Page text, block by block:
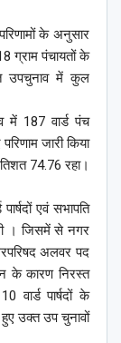
के अनुसार
ग्राम पंचायतों के
उपचुनाव में कुल
में 187 वार्ड पंच
जारी किया
74.76 रहा।
एवं सभापति
। जिसमें से नगर
अलवर पद
के कारण निरस्त
वार्ड पार्षदों के
उक्त उप चुनावों